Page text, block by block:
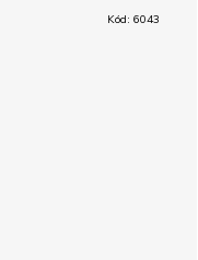
Kód: 6043